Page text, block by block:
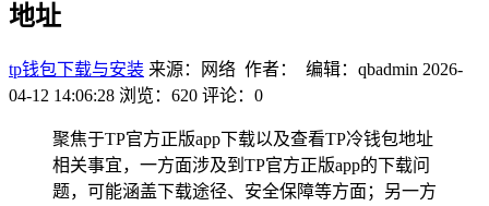
地址
tp钱包下载与安装 来源：网络 作者： 编辑：qbadmin 2026-
04-12 14:06:28 浏览：620 评论：0
聚焦于TP官方正版app下载以及查看TP冷钱包地址
相关事宜，一方面涉及到TP官方正版app的下载问
题，可能涵盖下载途径、安全保障等方面；另一方